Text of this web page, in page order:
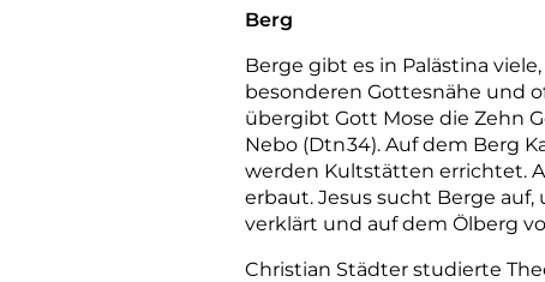
Berg
Berge gibt es in Palästina
besonderen Gottesnähe und
übergibt Gott Mose die Zehn
Nebo (Dtn34). Auf dem Berg
werden Kultstätten errichtet.
erbaut. Jesus sucht Berge
verklärt und auf dem Ölberg
Christian Städter studierte